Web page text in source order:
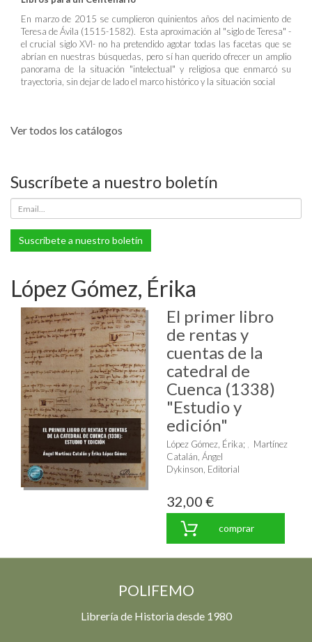
En marzo de 2015 se cumplieron quinientos años del nacimiento de
Teresa de Ávila (1515-1582). Esta aproximación al "siglo de Teresa" -
el crucial siglo XVI- no ha pretendido agotar todas las facetas que se
abrían en nuestras búsquedas, pero sí han querido ofrecer un amplio
panorama de la situación "intelectual" y religiosa que enmarcó su
trayectoria, sin dejar de lado el marco histórico y la situación social
Ver todos los catálogos
Suscríbete a nuestro boletín
Suscríbete a nuestro boletín
López Gómez, Érika
El primer libro
de rentas y
cuentas de la
catedral de
Cuenca (1338)
"Estudio y
edición"
López Gómez, Érika;
Martínez
Catalán, Ángel
Dykinson, Editorial
32,00 €
comprar
POLIFEMO
Librería de Historia desde 1980